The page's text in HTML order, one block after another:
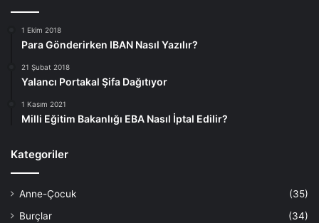
1 Ekim 2018
Para Gönderirken IBAN Nasıl Yazılır?
21 Şubat 2018
Yalancı Portakal Şifa Dağıtıyor
1 Kasım 2021
Milli Eğitim Bakanlığı EBA Nasıl İptal Edilir?
Kategoriler
Anne-Çocuk
(35)
Burçlar
(34)